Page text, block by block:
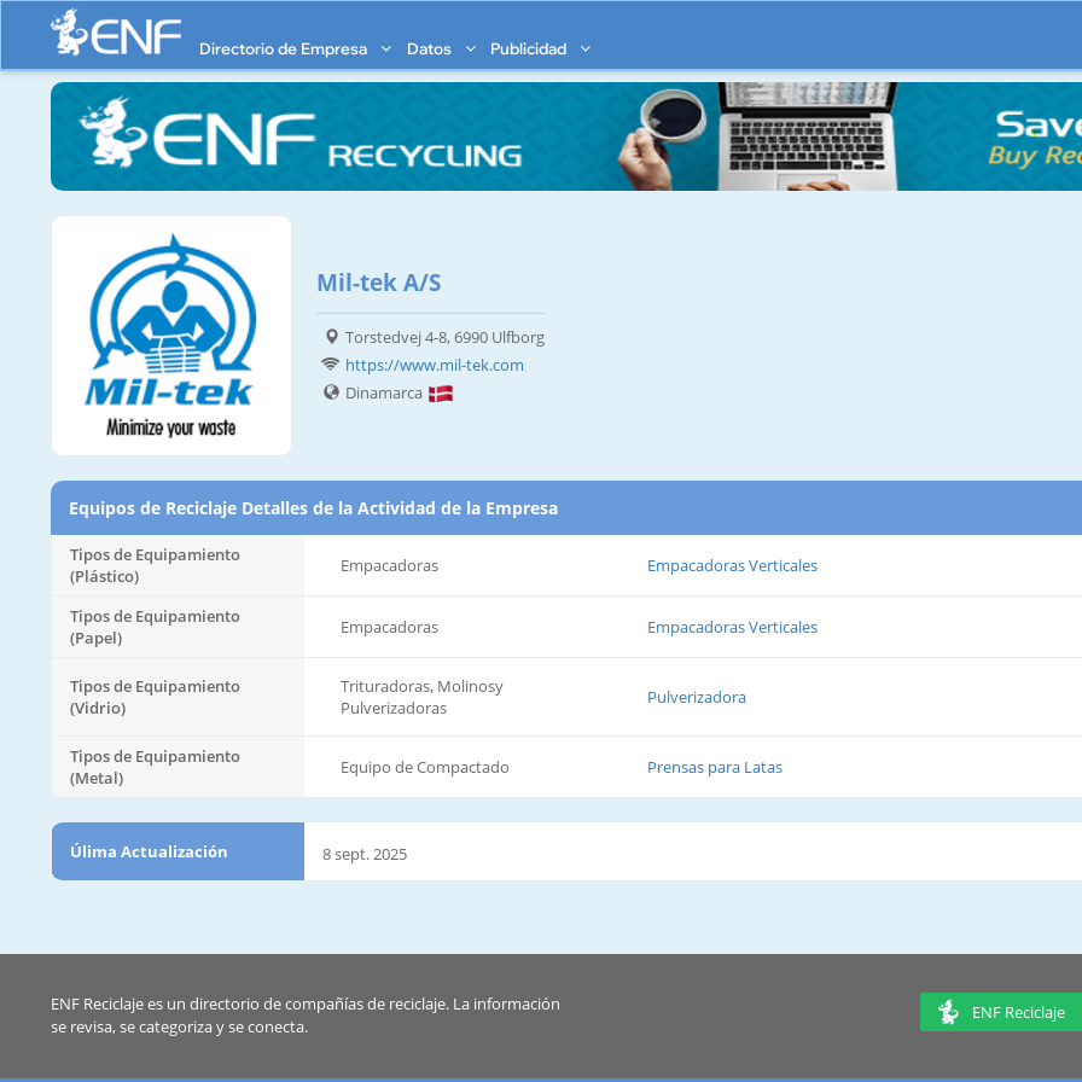
Directorio de Empresa Datos Publicidad
Mil-tek A/S
Torstedvej 4-8, 6990 Ulfborg
https://www.mil-tek.com
Dinamarca
Equipos de Reciclaje Detalles de la Actividad de la Empresa
Tipos de Equipamiento
(Plástico)
Empacadoras Empacadoras Verticales
Tipos de Equipamiento
(Papel)
Empacadoras Empacadoras Verticales
Tipos de Equipamiento
(Vidrio)
Trituradoras, Molinosy
Pulverizadoras
Pulverizadora
Tipos de Equipamiento
(Metal)
Equipo de Compactado Prensas para Latas
Úlima Actualización 8 sept. 2025
ENF Reciclaje es un directorio de compañías de reciclaje. La información
se revisa, se categoriza y se conecta.
ENF Reciclaje